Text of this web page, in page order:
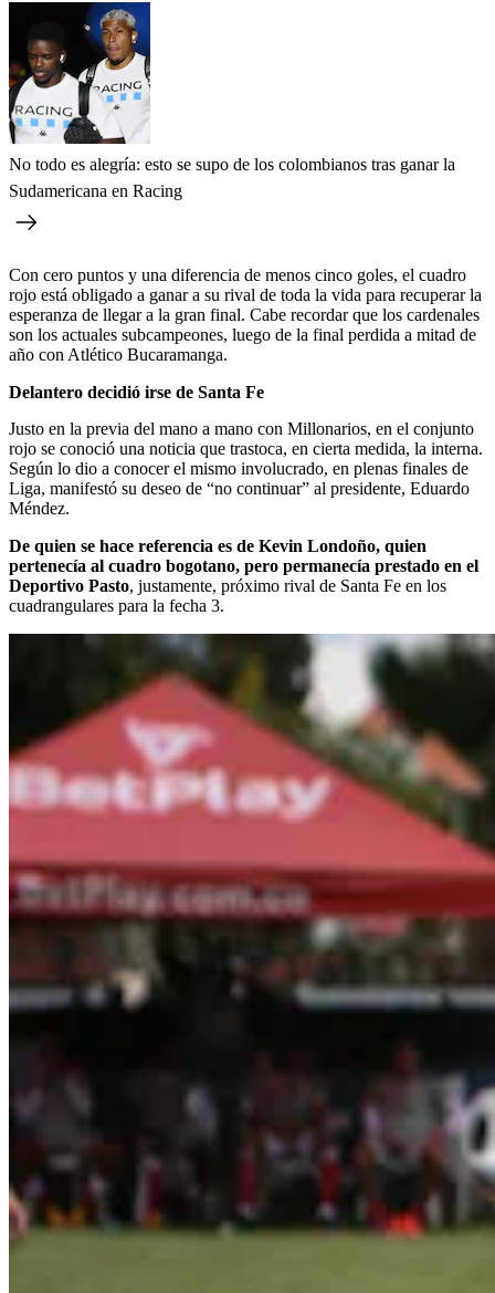
No todo es alegría: esto se supo de los colombianos tras ganar la
Sudamericana en Racing
Con cero puntos y una diferencia de menos cinco goles, el cuadro
rojo está obligado a ganar a su rival de toda la vida para recuperar la
esperanza de llegar a la gran final. Cabe recordar que los cardenales
son los actuales subcampeones, luego de la final perdida a mitad de
año con Atlético Bucaramanga.
Delantero decidió irse de Santa Fe
Justo en la previa del mano a mano con Millonarios, en el conjunto
rojo se conoció una noticia que trastoca, en cierta medida, la interna.
Según lo dio a conocer el mismo involucrado, en plenas finales de
Liga, manifestó su deseo de “no continuar” al presidente, Eduardo
Méndez.
De quien se hace referencia es de Kevin Londoño, quien
pertenecía al cuadro bogotano, pero permanecía prestado en el
Deportivo Pasto, justamente, próximo rival de Santa Fe en los
cuadrangulares para la fecha 3.